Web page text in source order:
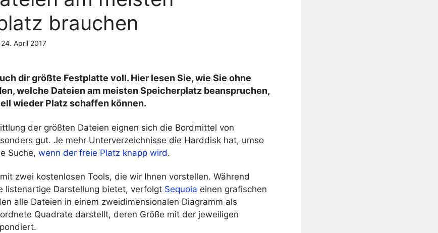
brauchen
24. April 2017
dir größte Festplatte voll. Hier lesen Sie, wie Sie ohne
welche Dateien am meisten Speicherplatz beanspruchen,
wieder Platz schaffen können.
der größten Dateien eignen sich die Bordmittel von
gut. Je mehr Unterverzeichnisse die Harddisk hat, umso
Suche, wenn der freie Platz knapp wird.
zwei kostenlosen Tools, die wir Ihnen vorstellen. Während
listenartige Darstellung bietet, verfolgt Sequoia einen grafischen
alle Dateien in einem zweidimensionalen Diagramm als
Quadrate darstellt, deren Größe mit der jeweiligen